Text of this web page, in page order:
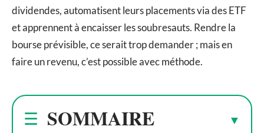
dividendes, automatisent leurs placements via des ETF
et apprennent à encaisser les soubresauts. Rendre la
bourse prévisible, ce serait trop demander ; mais en
faire un revenu, c’est possible avec méthode.
SOMMAIRE